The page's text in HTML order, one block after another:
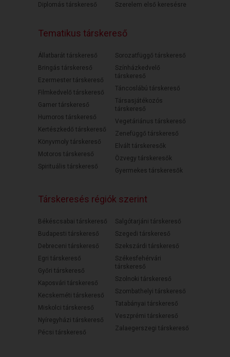
Diplomás társkereső
Szerelem első keresésre
Tematikus társkereső
Állatbarát társkereső
Bringás társkereső
Ezermester társkereső
Filmkedvelő társkereső
Gamer társkereső
Humoros társkereső
Kertészkedő társkereső
Könyvmoly társkereső
Motoros társkereső
Spirituális társkereső
Sorozatfüggő társkereső
Színházkedvelő
társkereső
Táncoslábú társkereső
Társasjátékozós
társkereső
Vegetáriánus társkereső
Zenefüggő társkereső
Elvált társkeresők
Özvegy társkeresők
Gyermekes társkeresők
Társkeresés régiók szerint
Békéscsabai társkereső
Budapesti társkereső
Debreceni társkereső
Egri társkereső
Győri társkereső
Kaposvári társkereső
Kecskeméti társkereső
Miskolci társkereső
Nyíregyházi társkereső
Pécsi társkereső
Salgótarjáni társkereső
Szegedi társkereső
Szekszárdi társkereső
Székesfehérvári
társkereső
Szolnoki társkereső
Szombathelyi társkereső
Tatabányai társkereső
Veszprémi társkereső
Zalaegerszegi társkereső